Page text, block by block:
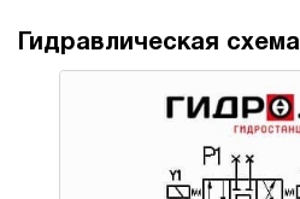
Гидравлическая схема